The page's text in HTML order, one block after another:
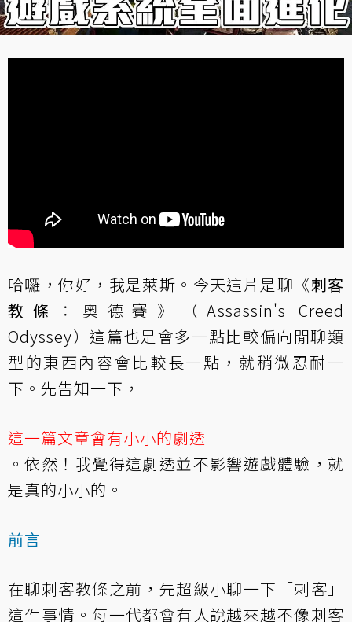
哈囉，你好，我是萊斯。今天這片是聊《刺客
教條
：奧德賽》（Assassin's Creed
Odyssey）這篇也是會多一點比較偏向閒聊類
型的東西內容會比較長一點，就稍微忍耐一
下。先告知一下，
這一篇文章會有小小的劇透
。依然！我覺得這劇透並不影響遊戲體驗，就
是真的小小的。
前言
在聊刺客教條之前，先超級小聊一下「刺客」
這件事情。每一代都會有人說越來越不像刺客